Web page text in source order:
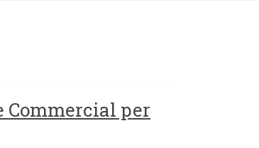
Commercial per